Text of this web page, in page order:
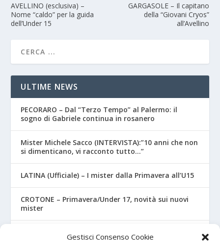
Gestisci Consenso Cookie
AVELLINO (esclusiva) –
Nome “caldo” per la guida
dell’Under 15
GARGASOLE – Il capitano
della “Giovani Cryos”
all’Avellino
ULTIME NEWS
PECORARO – Dal “Terzo Tempo” al Palermo: il
sogno di Gabriele continua in rosanero
Mister Michele Sacco (INTERVISTA):”10 anni che non
si dimenticano, vi racconto tutto…”
LATINA (Ufficiale) – I mister dalla Primavera all’U15
CROTONE – Primavera/Under 17, novità sui nuovi
mister
MONOPOLI – Dalla Serie A alla Primavera
biancoverde, ecco 3 rinforzi